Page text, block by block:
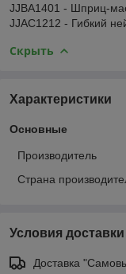
JJBA1401 - Шприц-
JJAC1212 - Гибкий
Скрыть
Характеристики
Основные
Производитель
Страна
Условия доставки
Доставка